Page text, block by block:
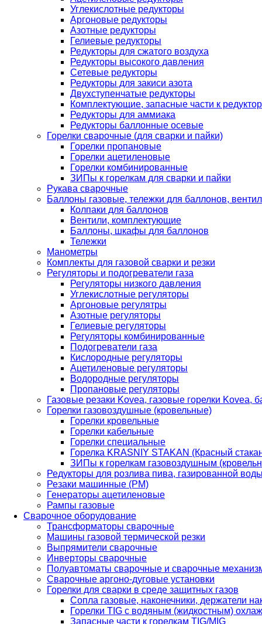
Углекислотные редукторы
Аргоновые редукторы
Азотные редукторы
Гелиевые редукторы
Редукторы для сжатого воздуха
Редукторы высокого давления
Сетевые редукторы
Редукторы для закиси азота
Двухступенчатые редукторы
Комплектующие, запасные части к
Редукторы для аммиака
Редукторы баллонные осевые
Горелки сварочные (для сварки и пайки)
Горелки пропановые
Горелки ацетиленовые
Горелки комбинированные
ЗИПы к горелкам для сварки и пайки
Рукава сварочные
Баллоны газовые, тележки для баллонов,
Колпаки для баллонов
Вентили, комплектующие
Баллоны, шкафы для баллонов
Тележки
Манометры
Комплекты для газовой сварки и резки
Регуляторы и подогреватели газа
Регуляторы низкого давления
Углекислотные регуляторы
Аргоновые регулятры
Азотные регуляторы
Гелиевые регуляторы
Регуляторы комбинированные
Подогреватели газа
Кислородные регуляторы
Ацетиленовые регуляторы
Водородные регуляторы
Пропановые регуляторы
Газовые резаки Kovea, газовые горелки Kovea,
Горелки газовоздушные (кровельные)
Горелки кровельные
Горелки кабельные
Горелки специальные
Горелка KRASNIY STAKAN (Красный
ЗИПы к горелкам газовоздушным
Редукторы для розлива пива, газированной
Резаки машинные (РМ)
Генераторы ацетиленовые
Рампы газовые
Сварочное оборудование
Трансформаторы сварочные
Машины газовой термической резки
Выпрямители сварочные
Инверторы сварочные
Полуавтоматы сварочные и сварочные
Сварочные аргоно-дуговые установки
Горелки для сварки в среде защитных газов
Сопла газовые, наконечники, держатели
Горелки TIG с водяным (жидкостным)
Запасные части к горелкам TIG/MIG